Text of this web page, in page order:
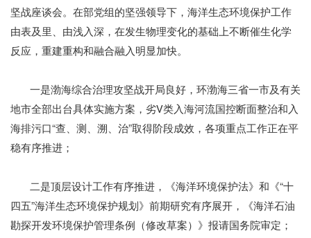
坚战座谈会。在部党组的坚强领导下，海洋生态环境保护工作
由表及里、由浅入深，在发生物理变化的基础上不断催生化学
反应，重建重构和融合融入明显加快。
一是渤海综合治理攻坚战开局良好，环渤海三省一市及有关
地市全部出台具体实施方案，劣Ⅴ类入海河流国控断面整治和入
海排污口“查、测、溯、治”取得阶段成效，各项重点工作正在平
稳有序推进；
二是顶层设计工作有序推进，《海洋环境保护法》和《“十
四五”海洋生态环境保护规划》前期研究有序展开，《海洋石油
勘探开发环境保护管理条例（修改草案）》报请国务院审定；